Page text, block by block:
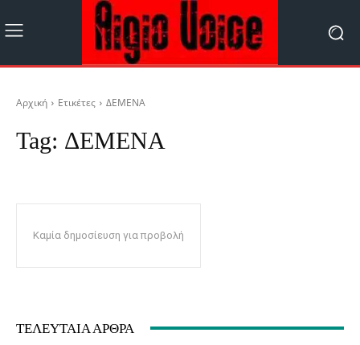
Αρχική Ετικέτες ΔΕΜΕΝΑ
Tag: ΔΕΜΕΝΑ
Καμία δημοσίευση για προβολή
ΤΕΛΕΥΤΑΊΑ ΆΡΘΡΑ